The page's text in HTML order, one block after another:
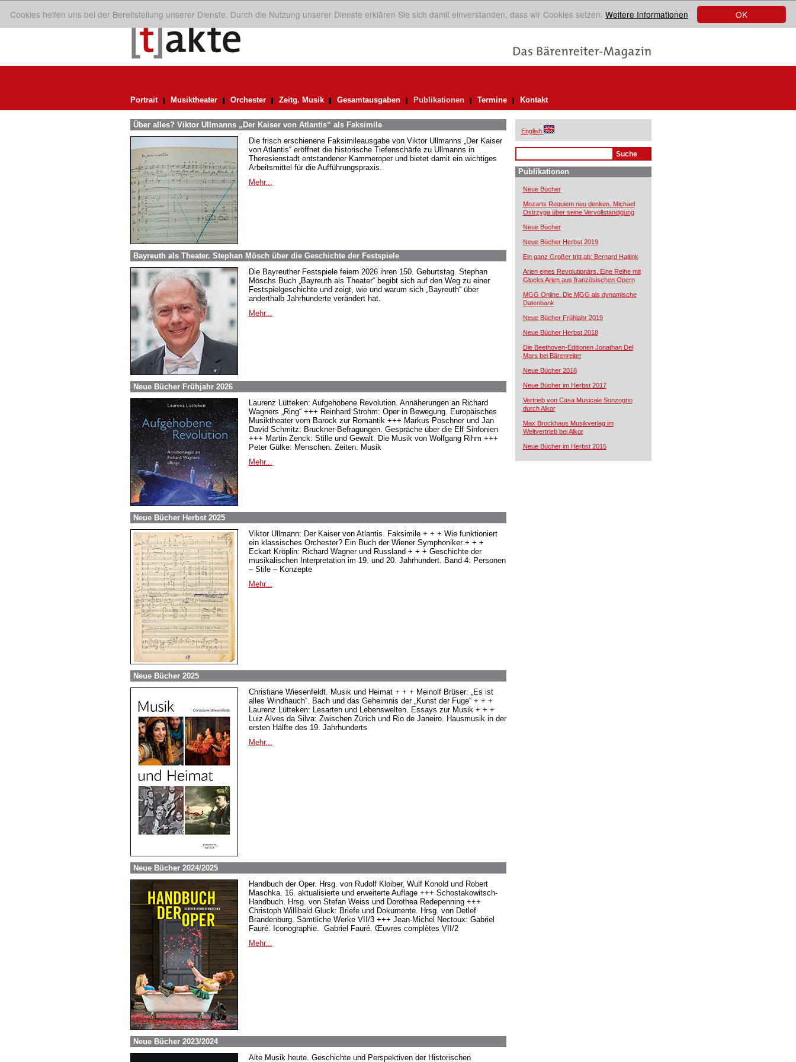
OK
Cookies helfen uns bei der Bereitstellung unserer Dienste. Durch die Nutzung unserer Dienste erklären Sie sich damit einverstanden, dass wir Cookies setzen. Weitere Informationen
Portrait Musiktheater Orchester Zeitg. Musik Gesamtausgaben Publikationen Termine Kontakt
Über alles? Viktor Ullmanns „Der Kaiser von Atlantis“ als Faksimile
Die frisch erschienene Faksimileausgabe von Viktor Ullmanns „Der Kaiser
von Atlantis“ eröffnet die historische Tiefenschärfe zu Ullmanns in
Theresienstadt entstandener Kammeroper und bietet damit ein wichtiges
Arbeitsmittel für die Aufführungspraxis.
Mehr...
Bayreuth als Theater. Stephan Mösch über die Geschichte der Festspiele
Die Bayreuther Festspiele feiern 2026 ihren 150. Geburtstag. Stephan
Möschs Buch „Bayreuth als Theater“ begibt sich auf den Weg zu einer
Festspielgeschichte und zeigt, wie und warum sich „Bayreuth“ über
anderthalb Jahrhunderte verändert hat.
Mehr...
Neue Bücher Frühjahr 2026
Laurenz Lütteken: Aufgehobene Revolution. Annäherungen an Richard
Wagners „Ring“ +++ Reinhard Strohm: Oper in Bewegung. Europäisches
Musiktheater vom Barock zur Romantik +++ Markus Poschner und Jan
David Schmitz: Bruckner-Befragungen. Gespräche über die Elf Sinfonien
+++ Martin Zenck: Stille und Gewalt. Die Musik von Wolfgang Rihm +++
Peter Gülke: Menschen. Zeiten. Musik
Mehr...
Neue Bücher Herbst 2025
Viktor Ullmann: Der Kaiser von Atlantis. Faksimile + + + Wie funktioniert
ein klassisches Orchester? Ein Buch der Wiener Symphoniker + + +
Eckart Kröplin: Richard Wagner und Russland + + + Geschichte der
musikalischen Interpretation im 19. und 20. Jahrhundert. Band 4: Personen
– Stile – Konzepte
Mehr...
Neue Bücher 2025
Christiane Wiesenfeldt. Musik und Heimat + + + Meinolf Brüser: „Es ist
alles Windhauch“. Bach und das Geheimnis der „Kunst der Fuge“ + + +
Laurenz Lütteken: Lesarten und Lebenswelten. Essays zur Musik + + +
Luiz Alves da Silva: Zwischen Zürich und Rio de Janeiro. Hausmusik in der
ersten Hälfte des 19. Jahrhunderts
Mehr...
Neue Bücher 2024/2025
Handbuch der Oper. Hrsg. von Rudolf Kloiber, Wulf Konold und Robert
Maschka. 16. aktualisierte und erweiterte Auflage +++ Schostakowitsch-
Handbuch. Hrsg. von Stefan Weiss und Dorothea Redepenning +++
Christoph Willibald Gluck: Briefe und Dokumente. Hrsg. von Detlef
Brandenburg. Sämtliche Werke VII/3 +++ Jean-Michel Nectoux: Gabriel
Fauré. Iconographie. Gabriel Fauré. Œuvres complètes VII/2
Mehr...
Neue Bücher 2023/2024
Alte Musik heute. Geschichte und Perspektiven der Historischen
English
Publikationen
Neue Bücher
Mozarts Requiem neu denken. Michael
Ostrzyga über seine Vervollständigung
Neue Bücher
Neue Bücher Herbst 2019
Ein ganz Großer tritt ab: Bernard Haitink
Arien eines Revolutionärs. Eine Reihe mit
Glucks Arien aus französischen Opern
MGG Online. Die MGG als dynamische
Datenbank
Neue Bücher Frühjahr 2019
Neue Bücher Herbst 2018
Die Beethoven-Editionen Jonathan Del
Mars bei Bärenreiter
Neue Bücher 2018
Neue Bücher im Herbst 2017
Vertrieb von Casa Musicale Sonzogno
durch Alkor
Max Brockhaus Musikverlag im
Weltvertrieb bei Alkor
Neue Bücher im Herbst 2015